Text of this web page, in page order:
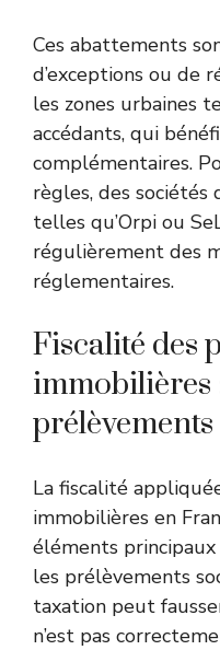
Ces abattements
d’exceptions ou de
les zones urbaines
accédants, qui
complémentaires.
règles, des
telles qu’Orpi ou
régulièrement des
réglementaires.
Fiscalité des
La fiscalité
immobilières en
éléments
les prélèvements
taxation peut
n’est pas